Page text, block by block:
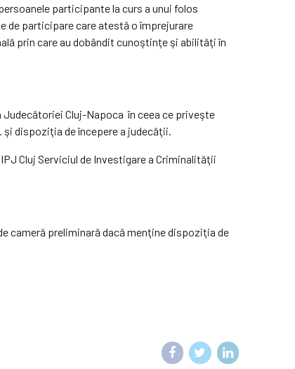
participante la curs a unui folos
de participare care atestă o împrejurare
prin care au dobândit cunoştinţe şi abilităţi în
Cluj-Napoca în ceea ce priveşte
dispoziţia de începere a judecăţii.
Cluj Serviciul de Investigare a Criminalităţii
cameră preliminară dacă menţine dispoziţia de